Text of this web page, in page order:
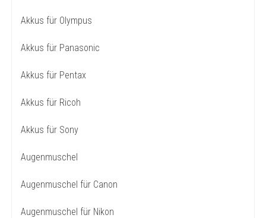
Akkus für Olympus
Akkus für Panasonic
Akkus für Pentax
Akkus für Ricoh
Akkus für Sony
Augenmuschel
Augenmuschel für Canon
Augenmuschel für Nikon